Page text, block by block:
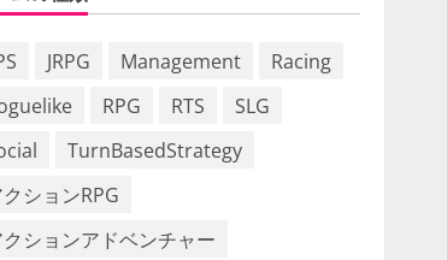
JRPG Management
Racing
RPG RTS
SLG
TurnBasedStrategy
ションRPG
クションアドベンチャー